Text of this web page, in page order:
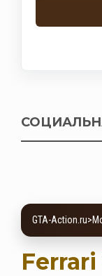
GTA-Action.ru>
Ferrari